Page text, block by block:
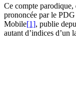
Ce compte parodique,
prononcée par le
Mobile[1], publie
autant d’indices d’un